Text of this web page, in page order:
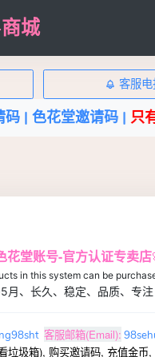
城
客服
邀请码 | 只有一家店
花堂账号-官方认证专卖店
in this system can be
月、长久、稳定、品质、专注
客服邮箱(Email):
垃圾箱), 购买邀请码, 充值金币,